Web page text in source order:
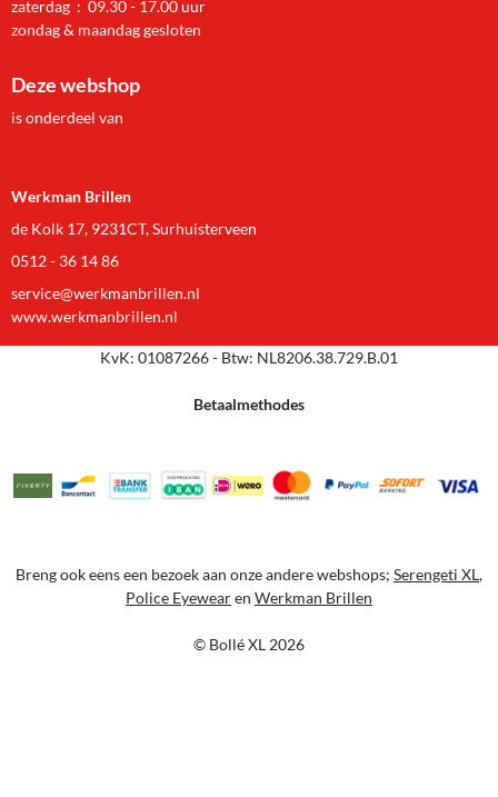
zaterdag : 09.30 - 17.00 uur
zondag & maandag gesloten
Deze webshop
is onderdeel van
Werkman Brillen
de Kolk 17, 9231CT, Surhuisterveen
0512 - 36 14 86
service@werkmanbrillen.nl
www.werkmanbrillen.nl
KvK: 01087266 - Btw: NL8206.38.729.B.01
Betaalmethodes
Breng ook eens een bezoek aan onze andere webshops; Serengeti XL,
Police Eyewearen Werkman Brillen
© Bollé XL 2026